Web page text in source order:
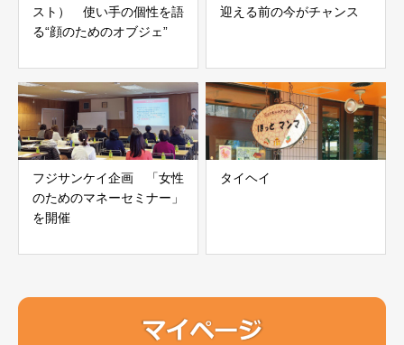
スト） 使い手の個性を語
る“顔のためのオブジェ”
迎える前の今がチャンス
フジサンケイ企画 「女性
のためのマネーセミナー」
を開催
タイヘイ